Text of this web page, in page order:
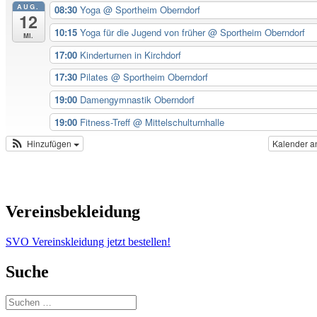
AUG.
12
Mi.
08:30 Yoga @ Sportheim Oberndorf
10:15 Yoga für die Jugend von früher@ Sportheim Oberndorf
17:00 Kinderturnen in Kirchdorf
17:30 Pilates @ Sportheim Oberndorf
19:00 Damengymnastik Oberndorf
19:00 Fitness-Treff @ Mittelschulturnhalle
Kalender
Hinzufügen
Vereinsbekleidung
SVO Vereinskleidung jetzt bestellen!
Suche
Suchen
nach: